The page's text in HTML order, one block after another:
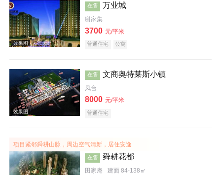
效果图
在售 万业城
谢家集
3700 元/平米
普通住宅 公寓
在售 文商奥特莱斯小镇
凤台
8000 元/平米
普通住宅
项目紧邻舜耕山脉，周边空气清新，居住安逸
在售 舜耕花都
田家庵 建面 84-138㎡